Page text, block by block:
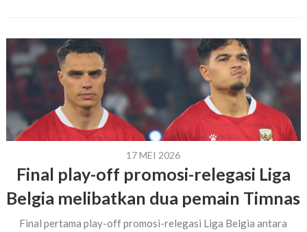
17 MEI 2026
Final play-off promosi-relegasi Liga
Belgia melibatkan dua pemain Timnas
Final pertama play-off promosi-relegasi Liga Belgia antara